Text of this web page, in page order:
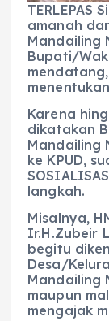
TERLEPAS
amanah
Mandailing
Bupati/
Karena
dikatakan
Mandailing
ke KPUD,
langkah.
Misalnya,
Ir.H.Zubeir
begitu
Desa/
Mandailing
maupun
mengajak